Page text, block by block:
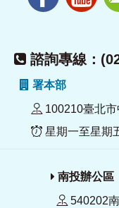
諮詢專線：
署本部
100210臺北
星期一至星期
南投辦公區
540202